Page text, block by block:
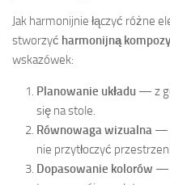
Jak harmonijnie łączyć różne
stworzyć harmonijną
wskazówek:
Planowanie układu — z
się na stole.
Równowaga wizualna —
nie przytłoczyć
Dopasowanie kolorów —